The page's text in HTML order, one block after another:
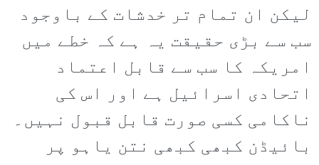
لیکن ان تمام تر خدشات کے باوجود
سب سے بڑی حقیقت یہ ہے کہ خطے میں
امریکہ کا سب سے قابل اعتماد
اتحادی اسرائیل ہے اور اس کی
ناکامی کسی صورت قابل قبول نہیں۔
بائیڈن کبھی کبھی نتن یاہو پر